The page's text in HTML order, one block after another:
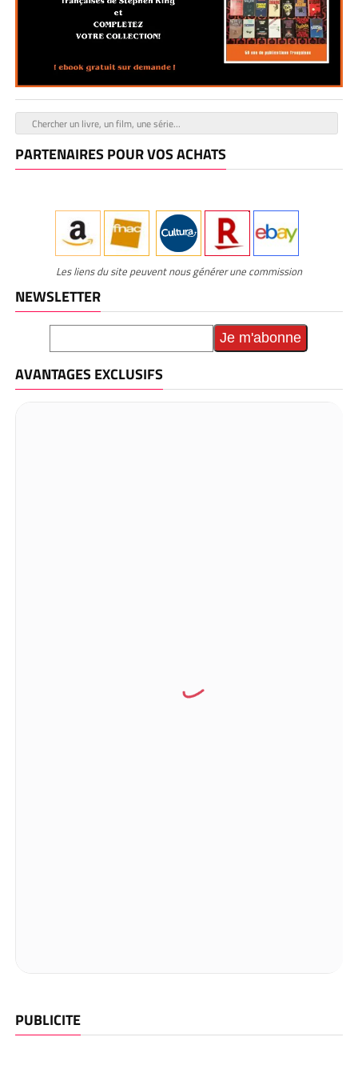
PARTENAIRES POUR VOS ACHATS
Les liens du site peuvent nous générer une commission
NEWSLETTER
AVANTAGES EXCLUSIFS
PUBLICITE